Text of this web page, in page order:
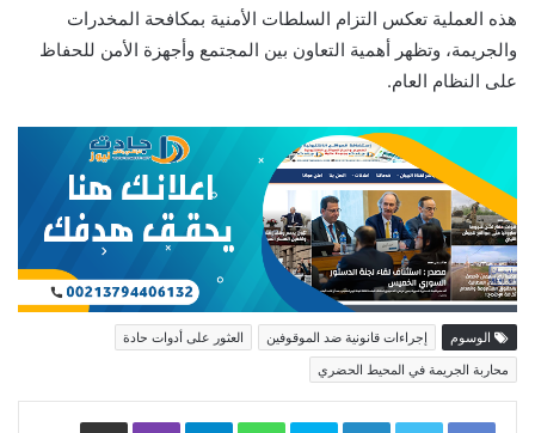
هذه العملية تعكس التزام السلطات الأمنية بمكافحة المخدرات
والجريمة، وتظهر أهمية التعاون بين المجتمع وأجهزة الأمن للحفاظ
على النظام العام.
الوسوم إجراءات قانونية ضد الموقوفين
العثور على أدوات حادة
محاربة الجريمة في المحيط الحضري
LinkedIn
Skype
WhatsApp
Telegram
Viber مشاركة عبر البريد